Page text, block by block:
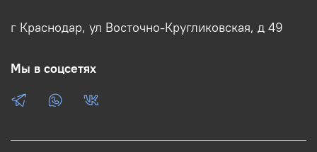
г Краснодар, ул Восточно-Кругликовская, д 49
Мы в соцсетях